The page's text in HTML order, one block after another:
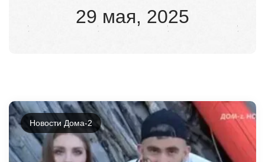
29 мая, 2025
Новости Дома-2